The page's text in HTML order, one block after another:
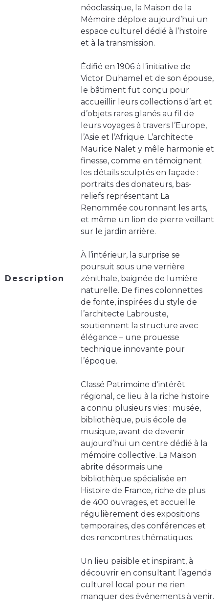
Description
néoclassique, la Maison de la
Mémoire déploie aujourd’hui un
espace culturel dédié à l’histoire
et à la transmission.
Édifié en 1906 à l’initiative de
Victor Duhamel et de son épouse,
le bâtiment fut conçu pour
accueillir leurs collections d’art et
d’objets rares glanés au fil de
leurs voyages à travers l’Europe,
l’Asie et l’Afrique. L’architecte
Maurice Nalet y mêle harmonie et
finesse, comme en témoignent
les détails sculptés en façade :
portraits des donateurs, bas-
reliefs représentant La
Renommée couronnant les arts,
et même un lion de pierre veillant
sur le jardin arrière.
À l’intérieur, la surprise se
poursuit sous une verrière
zénithale, baignée de lumière
naturelle. De fines colonnettes
de fonte, inspirées du style de
l’architecte Labrouste,
soutiennent la structure avec
élégance – une prouesse
technique innovante pour
l’époque.
Classé Patrimoine d’intérêt
régional, ce lieu à la riche histoire
a connu plusieurs vies : musée,
bibliothèque, puis école de
musique, avant de devenir
aujourd’hui un centre dédié à la
mémoire collective. La Maison
abrite désormais une
bibliothèque spécialisée en
Histoire de France, riche de plus
de 400 ouvrages, et accueille
régulièrement des expositions
temporaires, des conférences et
des rencontres thématiques.
Un lieu paisible et inspirant, à
découvrir en consultant l’agenda
culturel local pour ne rien
manquer des événements à venir.